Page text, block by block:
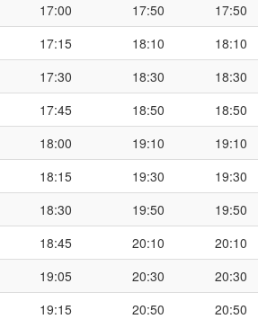
17:00 17:50
17:50
17:15 18:10
18:10
17:30 18:30
18:30
17:45 18:50
18:50
18:00 19:10
19:10
18:15 19:30
19:30
18:30 19:50
19:50
18:45 20:10
20:10
19:05 20:30
20:30
19:15 20:50
20:50